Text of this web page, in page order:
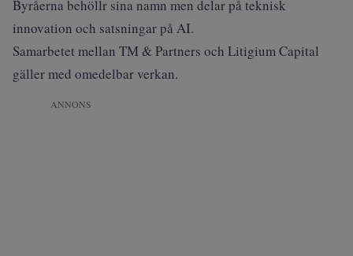
Byråerna behöllr sina namn men delar på teknisk
innovation och satsningar på AI.
Samarbetet mellan TM & Partners och Litigium Capital
gäller med omedelbar verkan.
ANNONS